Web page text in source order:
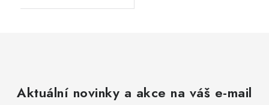
Aktuální novinky a akce na váš e-mail